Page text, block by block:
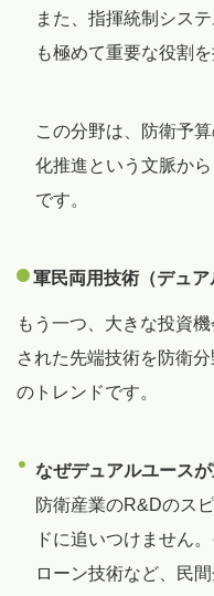
また、指揮統制シス
も極めて重要な役割を
この分野は、防衛予
化推進という文脈か
です。
軍民両用技術（デュ
もう一つ、大きな投資
された先端技術を防衛
のトレンドです。
なぜデュアルユースが
防衛産業のR&Dのス
ドに追いつけません
ローン技術など、民